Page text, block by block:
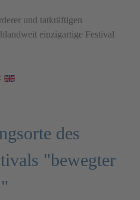
und tatkräftigen
einzigartige Festival
des
"bewegter